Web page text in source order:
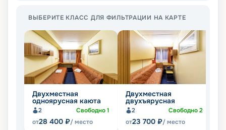
ВЫБЕРИТЕ КЛАСС ДЛЯ ФИЛЬТРАЦИИ НА КАРТЕ
Двухместная
одноярусная каюта
2 Свободно1
от28 400 ₽/ место
Двухместная
двухъярусная
2 Свободно2
от23 700 ₽/ место